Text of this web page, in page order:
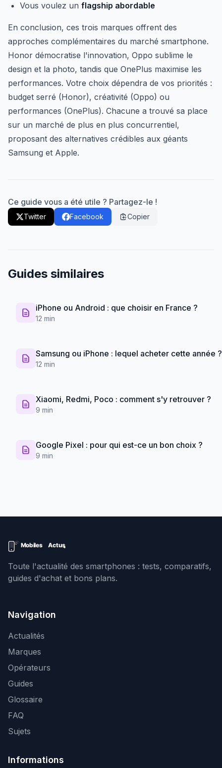
Vous voulez un flagship abordable
En conclusion, ces trois marques offrent des
approches complémentaires du marché smartphone.
Honor démocratise l'innovation, Oppo sublime le
design et la photo, tandis que OnePlus maximise les
performances. Votre choix dépendra de vos priorités :
budget serré (Honor), créativité (Oppo) ou
performances (OnePlus). Chacune a trouvé sa place
sur un marché de plus en plus concurrentiel,
proposant des alternatives crédibles aux géants
Samsung et Apple.
Ce guide vous a été utile ? Partagez-le !
Twitter Facebook Copier
Guides similaires
iPhone ou Android : que choisir en France ?
12 min
Samsung ou iPhone : lequel acheter cette année ?
12 min
Xiaomi, Redmi, Poco : comment s'y retrouver ?
9 min
Google Pixel : pour qui est-ce un bon choix ?
9 min
Toute l'actualité des smartphones : tests, comparatifs,
guides d'achat et bons plans.
Navigation
Actualités
Marques
Opérateurs
Guides
Glossaire
FAQ
Sujets
Informations